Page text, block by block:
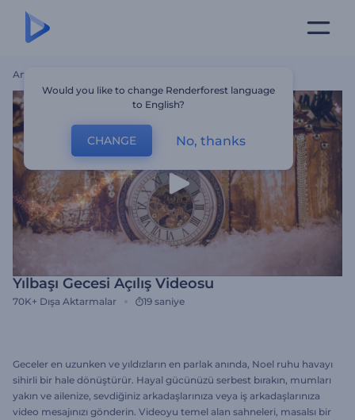
Ana Sayfa
Yılbaşı Gecesi Açılış Videosu
70K+ Dışa Aktarmalar 19 saniye
Geceler en uzunken ve yıldızların en parlak anında, Noel ruhu havayı
sihirli bir hale dönüştürür. Hayal gücünüzü serbest bırakın, mumları
yakın ve ailenize, sevdiğiniz arkadaşlarınıza veya iş arkadaşlarınıza
video mesajınızı gönderin. Videoyu temel alan sahneleri, masalsı bir
Would you like to change Renderforest language
to English?
CHANGE No, thanks